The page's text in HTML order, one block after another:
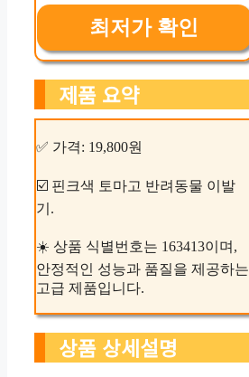
최저가 확인
제품 요약
✅ 가격: 19,800원
☑️ 핀크색 토마고 반려동물 이발
기.
☀️ 상품 식별번호는 163413이며,
안정적인 성능과 품질을 제공하는
고급 제품입니다.
상품 상세설명